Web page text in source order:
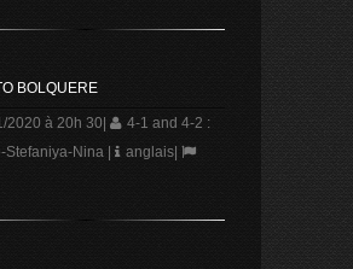
BOLQUERE
2020 à 20h 30
4-1 and 4-2 :
Stefaniya-Nina
anglais|